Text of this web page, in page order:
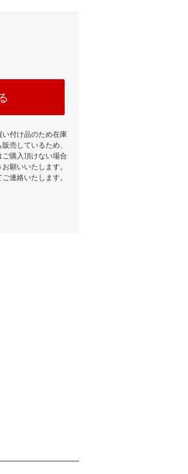
付け品のため在庫
売しているため、
購入頂けない場合
願いいたします。
連絡いたします。